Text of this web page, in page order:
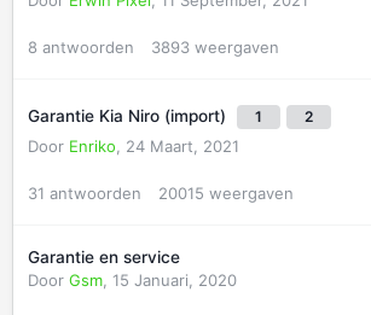
8 antwoorden 3893 weergaven
Garantie Kia Niro (import) 1 2
Door Enriko 24 Maart, 2021
31 antwoorden 20015 weergaven
Garantie en service
Door Gsm 15 Januari, 2020